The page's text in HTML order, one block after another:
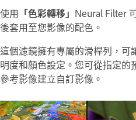
使用 「色彩轉移」 Neural Filter
後套用至您影像的配色。
這個濾鏡擁有專屬的滑桿列，可
明度和顏色設定。您可從指定
參考影像建立自訂影像。